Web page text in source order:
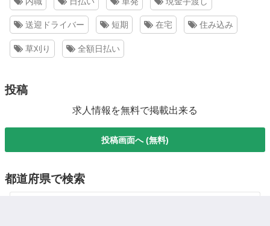
送迎ドライバー 短期 在宅 住み込み
草刈り 全額日払い
投稿
求人情報を無料で掲載出来る
投稿画面へ (無料)
都道府県で検索